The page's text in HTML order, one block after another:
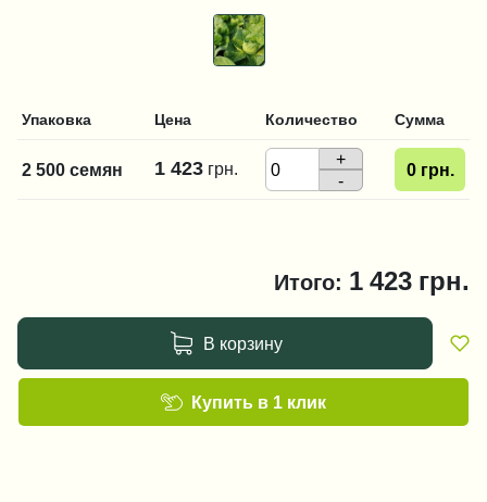
Упаковка Цена Количество Сумма
2 500 семян 1 423 грн.
+
-
0 грн.
Итого: 1 423 грн.
В корзину
Купить в 1 клик